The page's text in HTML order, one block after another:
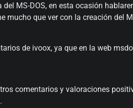
MS-DOS, en esta ocasión
mucho que ver con la creación del
de ivoox, ya que en la web
comentarios y valoraciones